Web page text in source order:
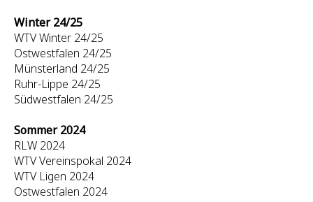
Winter 24/25
WTV Winter 24/25
Ostwestfalen 24/25
Münsterland 24/25
Ruhr-Lippe 24/25
Südwestfalen 24/25
Sommer 2024
RLW 2024
WTV Vereinspokal 2024
WTV Ligen 2024
Ostwestfalen 2024